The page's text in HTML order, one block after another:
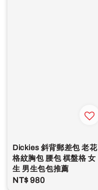
Dickies 斜背郵差包 老花
格紋胸包 腰包 棋盤格 女
生 男生包包推薦
Regular
NT$ 980